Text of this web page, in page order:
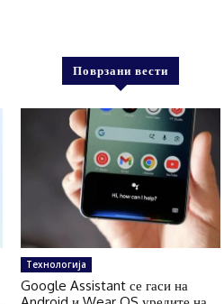
Поврзани вести
Технологија
Google Assistant се гаси на